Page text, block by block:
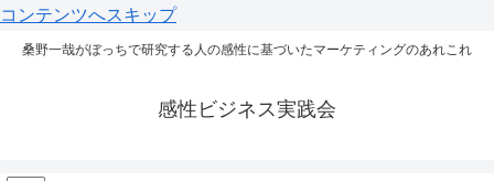
コンテンツへスキップ
桑野一哉がぼっちで研究する人の感性に基づいたマーケティングのあれこれ
感性ビジネス実践会